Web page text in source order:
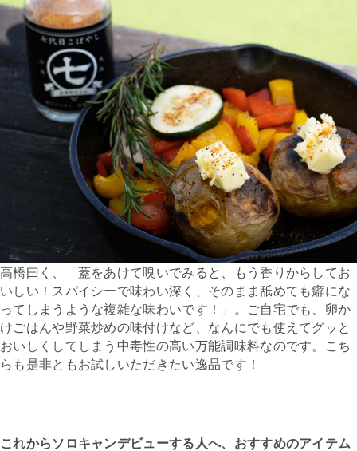
高橋曰く、「蓋をあけて嗅いでみると、もう香りからしてお
いしい！スパイシーで味わい深く、そのまま舐めても癖にな
ってしまうような複雑な味わいです！」。ご自宅でも、卵か
けごはんや野菜炒めの味付けなど、なんにでも使えてグッと
おいしくしてしまう中毒性の高い万能調味料なのです。こち
らも是非ともお試しいただきたい逸品です！
これからソロキャンデビューする人へ、おすすめのアイテム